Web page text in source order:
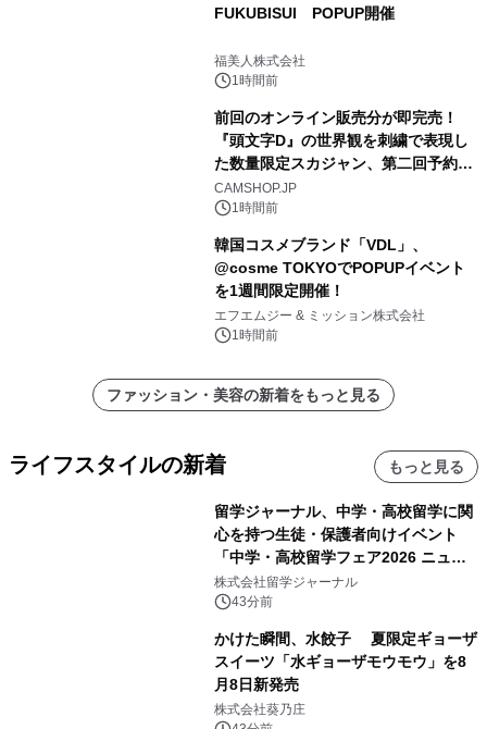
FUKUBISUI POPUP開催
福美人株式会社
1時間前
前回のオンライン販売分が即完売！
『頭文字D』の世界観を刺繍で表現し
た数量限定スカジャン、第二回予約販
売を開始！
CAMSHOP.JP
1時間前
韓国コスメブランド「VDL」、
@cosme TOKYOでPOPUPイベント
を1週間限定開催！
エフエムジー & ミッション株式会社
1時間前
ファッション・美容の新着をもっと見る
ライフスタイルの新着 もっと見る
留学ジャーナル、中学・高校留学に関
心を持つ生徒・保護者向けイベント
「中学・高校留学フェア2026 ニュー
ジーランド＆オーストラリア」を
9/12(土)に開催
株式会社留学ジャーナル
43分前
かけた瞬間、水餃子 夏限定ギョーザ
スイーツ「水ギョーザモウモウ」を8
月8日新発売
株式会社葵乃庄